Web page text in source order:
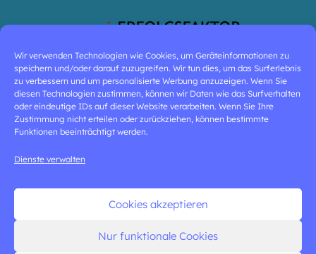
Wir verwenden Technologien wie Cookies, um Geräteinformationen zu
speichern und/oder darauf zuzugreifen. Wir tun dies, um das Surferlebnis
zu verbessern und um personalisierte Werbung anzuzeigen. Wenn Sie
diesen Technologien zustimmen, können wir Daten wie das Surfverhalten
oder eindeutige IDs auf dieser Website verarbeiten. Wenn Sie Ihre
Zustimmung nicht erteilen oder zurückziehen, können bestimmte
Funktionen beeinträchtigt werden.
Dienste verwalten
Cookies akzeptieren
Nur funktionale Cookies